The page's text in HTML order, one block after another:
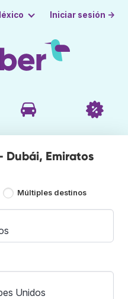
Iniciar sesión →
Dubái, Emiratos
Múltiples destinos